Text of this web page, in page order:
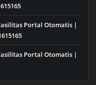
Portal Otomatis |
Portal Otomatis |